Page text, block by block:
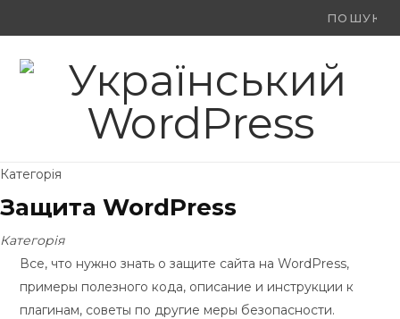
Ви
F
k
X
(
e
Y
o
Категорія
Защита WordPress
Категорія
Все, что нужно знать о защите сайта на WordPress,
примеры полезного кода, описание и инструкции к
плагинам, советы по другие меры безопасности.